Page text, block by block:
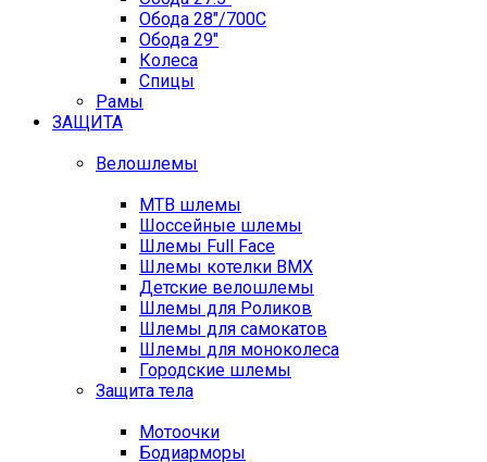
Обода 28"/700C
Обода 29"
Колеса
Спицы
Рамы
ЗАЩИТА
Велошлемы
MTB шлемы
Шоссейные шлемы
Шлемы Full Face
Шлемы котелки BMX
Детские велошлемы
Шлемы для Роликов
Шлемы для самокатов
Шлемы для моноколеса
Городские шлемы
Защита тела
Мотоочки
Бодиарморы